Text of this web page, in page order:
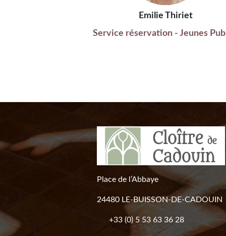
Emilie Thiriet
Service réservation - Jeunes
Place de l’Abbaye
24480 LE-BUISSON-DE-CADOUIN
+33 (0) 5 53 63 36 28